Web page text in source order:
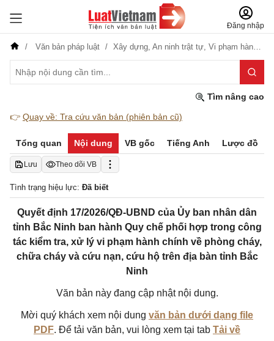
Đăng nhập
Văn bản pháp luật Xây dựng, An ninh trật tự, Vi phạm hành chính
Tìm nâng cao
👉 Quay về: Tra cứu văn bản (phiên bản cũ)
Tổng quan Nội dung VB gốc Tiếng Anh Lược đồ
Lưu Theo dõi VB
Tình trạng hiệu lực: Đã biết
Quyết định 17/2026/QĐ-UBND của Ủy ban nhân dân
tỉnh Bắc Ninh ban hành Quy chế phối hợp trong công
tác kiểm tra, xử lý vi phạm hành chính về phòng cháy,
chữa cháy và cứu nạn, cứu hộ trên địa bàn tỉnh Bắc
Ninh
Văn bản này đang cập nhật nội dung.
Mời quý khách xem nội dung văn bản dưới dạng file
PDF. Để tải văn bản, vui lòng xem tại tab Tải về